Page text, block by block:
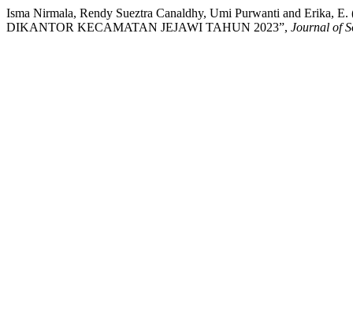
Isma Nirmala, Rendy Sueztra Canaldhy, Umi Purwanti and
DIKANTOR KECAMATAN JEJAWI TAHUN 2023”, Journal of